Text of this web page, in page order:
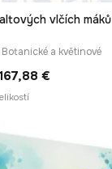
ZOBRAZENÍ
vlčích máků
a květinové
167,88 €
až
167,88 €